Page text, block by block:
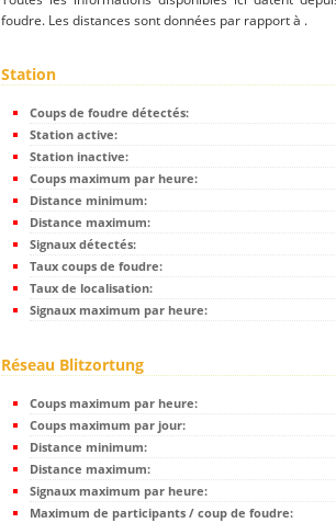
foudre. Les distances sont données par rapport à .
Station
Coups de foudre détectés:
Station active:
Station inactive:
Coups maximum par heure:
Distance minimum:
Distance maximum:
Signaux détectés:
Taux coups de foudre:
Taux de localisation:
Signaux maximum par heure:
Réseau Blitzortung
Coups maximum par heure:
Coups maximum par jour:
Distance minimum:
Distance maximum:
Signaux maximum par heure:
Maximum de participants / coup de foudre: